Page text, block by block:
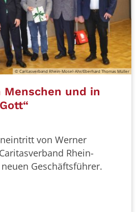
© Caritasverband Rhein-Mosel-Ahr/Eberhard Thomas Müller
Menschen und in
von Werner
Rhein-
Geschäftsführer.